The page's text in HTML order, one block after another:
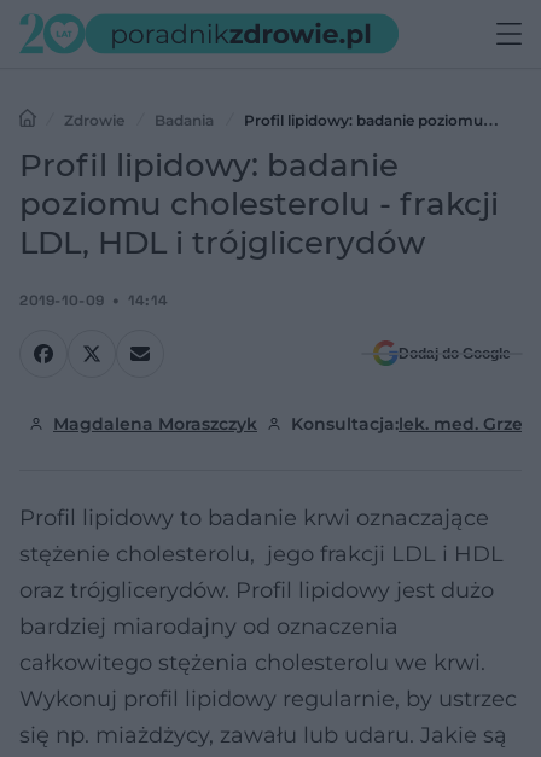
Zdrowie Badania
Profil lipidowy: badanie poziomu
cholesterolu - frakcji LDL, HDL i trójglicerydów
Profil lipidowy: badanie
poziomu cholesterolu - frakcji
LDL, HDL i trójglicerydów
2019-10-09 14:14
Dodaj do Google
Magdalena Moraszczyk Konsultacja:lek. med.
Profil lipidowy to badanie krwi oznaczające
stężenie cholesterolu, jego frakcji LDL i HDL
oraz trójglicerydów. Profil lipidowy jest dużo
bardziej miarodajny od oznaczenia
całkowitego stężenia cholesterolu we krwi.
Wykonuj profil lipidowy regularnie, by ustrzec
się np. miażdżycy, zawału lub udaru. Jakie są